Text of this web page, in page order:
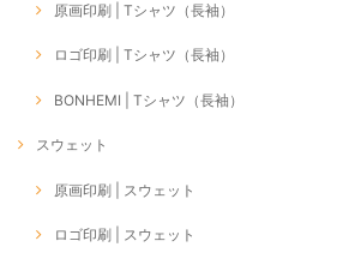
原画印刷 | Tシャツ（長袖）
ロゴ印刷 | Tシャツ（長袖）
BONHEMI | Tシャツ（長袖）
スウェット
原画印刷 | スウェット
ロゴ印刷 | スウェット